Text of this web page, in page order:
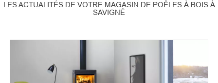
LES ACTUALITÉS DE VOTRE MAGASIN DE POÊLES À BOIS À
SAVIGNÉ